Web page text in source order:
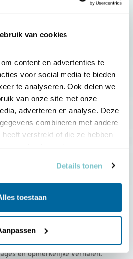
van cookies
content en advertenties te
voor social media te bieden
te analyseren. Ook delen we
van onze site met onze
adverteren en analyse. Deze
combineren met andere
heeft verstrekt of die ze hebben
Details tonen
toestaan
van Vogelbescherming.
voor € 36,00 per jaar
voor onze leden, met
en opmerkelijke verhalen.